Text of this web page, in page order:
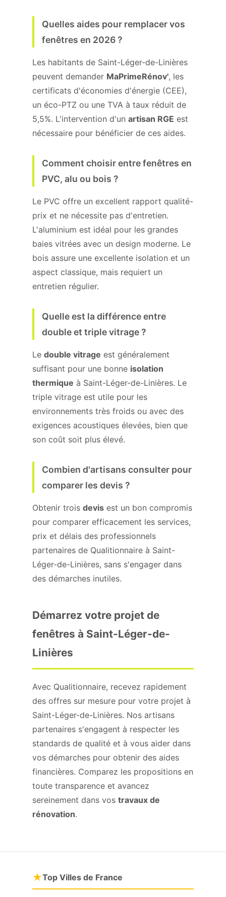
Quelles aides pour remplacer vos
fenêtres en 2026 ?
Les habitants de Saint-Léger-de-Linières
peuvent demander MaPrimeRénov', les
certificats d'économies d'énergie (CEE),
un éco-PTZ ou une TVA à taux réduit de
5,5%. L'intervention d'un artisan RGE est
nécessaire pour bénéficier de ces aides.
Comment choisir entre fenêtres en
PVC, alu ou bois ?
Le PVC offre un excellent rapport qualité-
prix et ne nécessite pas d'entretien.
L'aluminium est idéal pour les grandes
baies vitrées avec un design moderne. Le
bois assure une excellente isolation et un
aspect classique, mais requiert un
entretien régulier.
Quelle est la différence entre
double et triple vitrage ?
Le double vitrage est généralement
suffisant pour une bonne isolation
thermique à Saint-Léger-de-Linières. Le
triple vitrage est utile pour les
environnements très froids ou avec des
exigences acoustiques élevées, bien que
son coût soit plus élevé.
Combien d'artisans consulter pour
comparer les devis ?
Obtenir trois devis est un bon compromis
pour comparer efficacement les services,
prix et délais des professionnels
partenaires de Qualitionnaire à Saint-
Léger-de-Linières, sans s'engager dans
des démarches inutiles.
Démarrez votre projet de
fenêtres à Saint-Léger-de-
Linières
Avec Qualitionnaire, recevez rapidement
des offres sur mesure pour votre projet à
Saint-Léger-de-Linières. Nos artisans
partenaires s'engagent à respecter les
standards de qualité et à vous aider dans
vos démarches pour obtenir des aides
financières. Comparez les propositions en
toute transparence et avancez
sereinement dans vos travaux de
rénovation.
★Top Villes de France